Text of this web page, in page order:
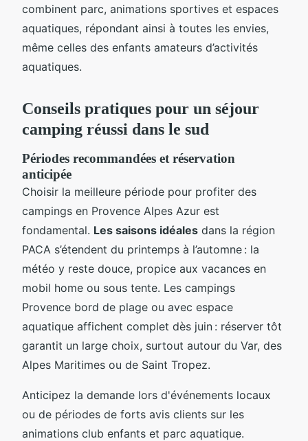
combinent parc, animations sportives et espaces
aquatiques, répondant ainsi à toutes les envies,
même celles des enfants amateurs d’activités
aquatiques.
Conseils pratiques pour un séjour
camping réussi dans le sud
Périodes recommandées et réservation
anticipée
Choisir la meilleure période pour profiter des
campings en Provence Alpes Azur est
fondamental. Les saisons idéales dans la région
PACA s’étendent du printemps à l’automne : la
météo y reste douce, propice aux vacances en
mobil home ou sous tente. Les campings
Provence bord de plage ou avec espace
aquatique affichent complet dès juin : réserver tôt
garantit un large choix, surtout autour du Var, des
Alpes Maritimes ou de Saint Tropez.
Anticipez la demande lors d'événements locaux
ou de périodes de forts avis clients sur les
animations club enfants et parc aquatique.